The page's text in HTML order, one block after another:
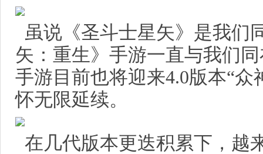
虽说《圣斗士星矢》是我们
矢：重生》手游一直与我们
手游目前也将迎来4.0版本“
怀无限延续。
在几代版本更迭积累下，越